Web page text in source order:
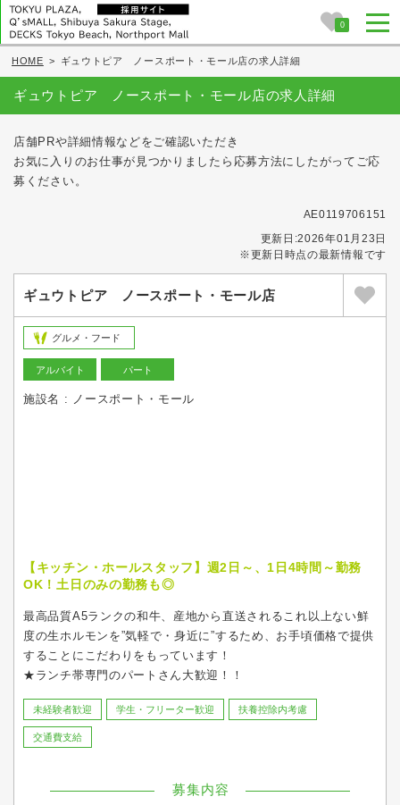
0
HOME > ギュウトピア ノースポート・モール店の求人詳細
ギュウトピア ノースポート・モール店の求人詳細
店舗PRや詳細情報などをご確認いただき
お気に入りのお仕事が見つかりましたら応募方法にしたがってご応
募ください。
AE0119706151
更新日:2026年01月23日
※更新日時点の最新情報です
ギュウトピア ノースポート・モール店
グルメ・フード
アルバイト パート
施設名 : ノースポート・モール
【キッチン・ホールスタッフ】週2日～、1日4時間～勤務
OK！土日のみの勤務も◎
最高品質A5ランクの和牛、産地から直送されるこれ以上ない鮮
度の生ホルモンを”気軽で・身近に”するため、お手頃価格で提供
することにこだわりをもっています！
★ランチ帯専門のパートさん大歓迎！！
未経験者歓迎 学生・フリーター歓迎 扶養控除内考慮
交通費支給
募集内容